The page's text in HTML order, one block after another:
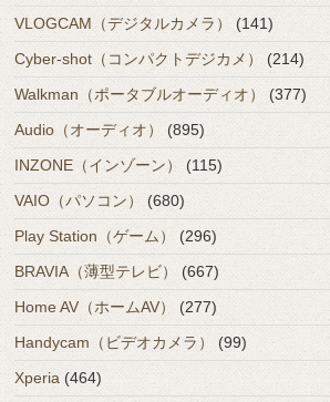
VLOGCAM（デジタルカメラ）
(141)
Cyber-shot（コンパクトデジカメ）
(214)
Walkman（ポータブルオーディオ）
(377)
Audio（オーディオ）
(895)
INZONE（インゾーン）
(115)
VAIO（パソコン）
(680)
Play Station（ゲーム）
(296)
BRAVIA（薄型テレビ）
(667)
Home AV（ホームAV）
(277)
Handycam（ビデオカメラ）
(99)
Xperia (464)